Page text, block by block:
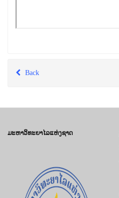
Back
ມະຫາວິທະຍາໄລແຫ່ງຊາດ